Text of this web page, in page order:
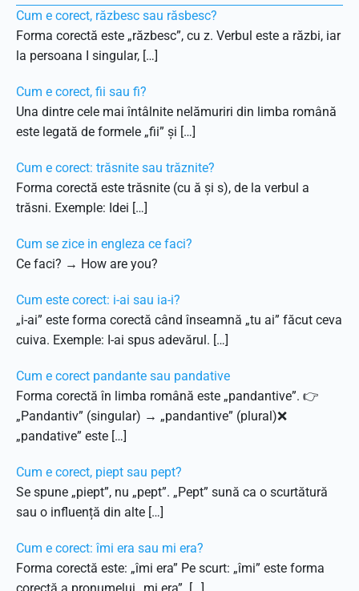
Cum e corect, răzbesc sau răsbesc?
Forma corectă este „răzbesc”, cu z. Verbul este a răzbi, iar
la persoana I singular, […]
Cum e corect, fii sau fi?
Una dintre cele mai întâlnite nelămuriri din limba română
este legată de formele „fii” și […]
Cum e corect: trăsnite sau trăznite?
Forma corectă este trăsnite (cu ă și s), de la verbul a
trăsni. Exemple: Idei […]
Cum se zice in engleza ce faci?
Ce faci? → How are you?
Cum este corect: i-ai sau ia-i?
„i-ai” este forma corectă când înseamnă „tu ai” făcut ceva
cuiva. Exemple: I-ai spus adevărul. […]
Cum e corect pandante sau pandative
Forma corectă în limba română este „pandantive”. 👉
„Pandantiv” (singular) → „pandantive” (plural)❌
„pandative” este […]
Cum e corect, piept sau pept?
Se spune „piept”, nu „pept”. „Pept” sună ca o scurtătură
sau o influență din alte […]
Cum e corect: îmi era sau mi era?
Forma corectă este: „îmi era” Pe scurt: „îmi” este forma